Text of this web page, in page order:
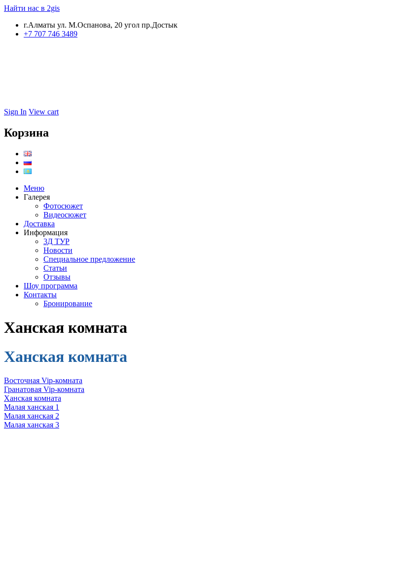
Найти нас в 2gis
г.Алматы ул. М.Оспанова, 20 угол пр.Достык
+7 707 746 3489
Sign In View cart
Корзина
Меню
Галерея
Фотосюжет
Видеосюжет
Доставка
Информация
3Д ТУР
Новости
Cпециальное предложение
Статьи
Отзывы
Шоу программа
Контакты
Бронирование
Ханская комната
Ханская комната
Восточная Vip-комната
Гранатовая Vip-комната
Ханская комната
Малая ханская 1
Малая ханская 2
Малая ханская 3